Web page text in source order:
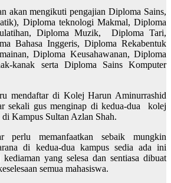
akan mengikuti pengajian Diploma Sains,
Diploma teknologi Makmal, Diploma
Diploma Muzik, Diploma Tari,
Bahasa Inggeris, Diploma Rekabentuk
Diploma Keusahawanan, Diploma
kanak serta Diploma Sains Komputer
mendaftar di Kolej Harun Aminurrashid
sekali gus menginap di kedua-dua kolej
Kampus Sultan Azlan Shah.
perlu memanfaatkan sebaik mungkin
di kedua-dua kampus sedia ada ini
yang selesa dan sentiasa dibuat
semua mahasiswa.